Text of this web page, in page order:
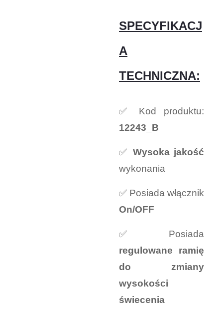
SPECYFIKACJ
A
TECHNICZNA:
✅ Kod produktu:
12243_B
✅ Wysoka jakość
wykonania
✅ Posiada włącznik
On/OFF
✅ Posiada
regulowane ramię
do zmiany
wysokości
świecenia